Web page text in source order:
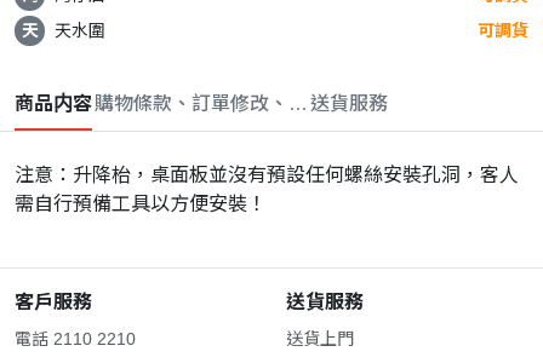
天
天水圍 可調貨
商品内容購物條款、訂單修改、取消與退款政策
送貨服務
注意：升降枱，桌面板並沒有預設任何螺絲安裝孔洞，客人
需自行預備工具以方便安裝！
客戶服務
電話 2110 2210
送貨服務
送貨上門